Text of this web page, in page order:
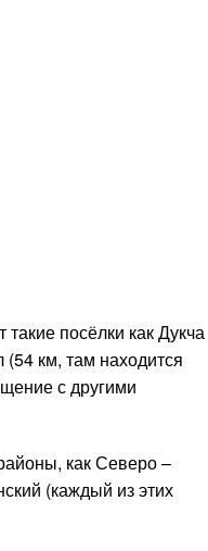
посёлки как Дукча
км, там находится
с другими
как Северо –
(каждый из этих